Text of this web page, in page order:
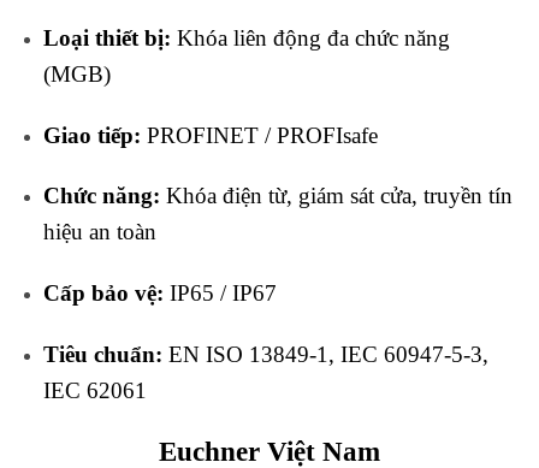
Loại thiết bị: Khóa liên động đa chức năng
(MGB)
Giao tiếp: PROFINET / PROFIsafe
Chức năng: Khóa điện từ, giám sát cửa, truyền tín
hiệu an toàn
Cấp bảo vệ: IP65 / IP67
Tiêu chuẩn: EN ISO 13849-1, IEC 60947-5-3,
IEC 62061
Euchner Việt Nam